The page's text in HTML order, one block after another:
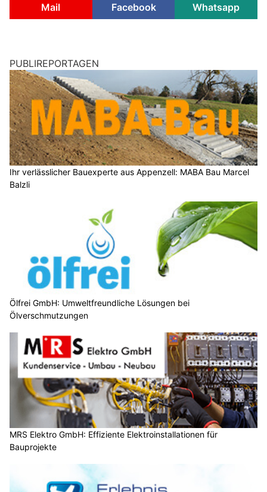
Mail
Facebook Whatsapp
PUBLIREPORTAGEN
Ihr verlässlicher Bauexperte aus Appenzell: MABA Bau Marcel
Balzli
Ölfrei GmbH: Umweltfreundliche Lösungen bei
Ölverschmutzungen
MRS Elektro GmbH: Effiziente Elektroinstallationen für
Bauprojekte